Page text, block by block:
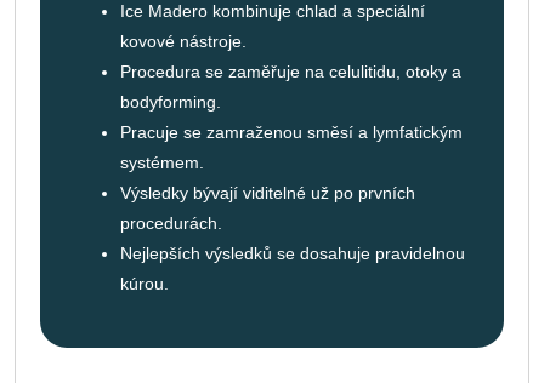
Ice Madero kombinuje chlad a speciální
kovové nástroje.
Procedura se zaměřuje na celulitidu, otoky a
bodyforming.
Pracuje se zamraženou směsí a lymfatickým
systémem.
Výsledky bývají viditelné už po prvních
procedurách.
Nejlepších výsledků se dosahuje pravidelnou
kúrou.